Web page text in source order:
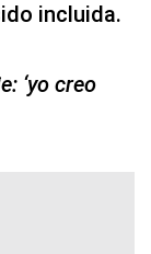
incluida.
‘yo creo